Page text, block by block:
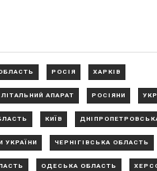
РОСІЯ ХАРКІВ
АПАРАТ РОСІЯНИ
КИЇВ
УКРАЇНИ ЧЕРНІГІВСЬКА ОБЛАСТЬ
ОДЕСЬКА ОБЛАСТЬ